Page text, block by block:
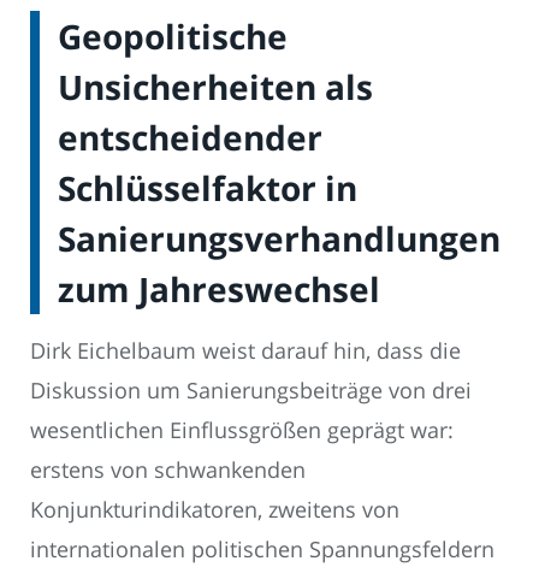
Geopolitische
Unsicherheiten als
entscheidender
Schlüsselfaktor in
Sanierungsverhandlungen
zum Jahreswechsel
Dirk Eichelbaum weist darauf hin, dass die
Diskussion um Sanierungsbeiträge von drei
wesentlichen Einflussgrößen geprägt war:
erstens von schwankenden
Konjunkturindikatoren, zweitens von
internationalen politischen Spannungsfeldern